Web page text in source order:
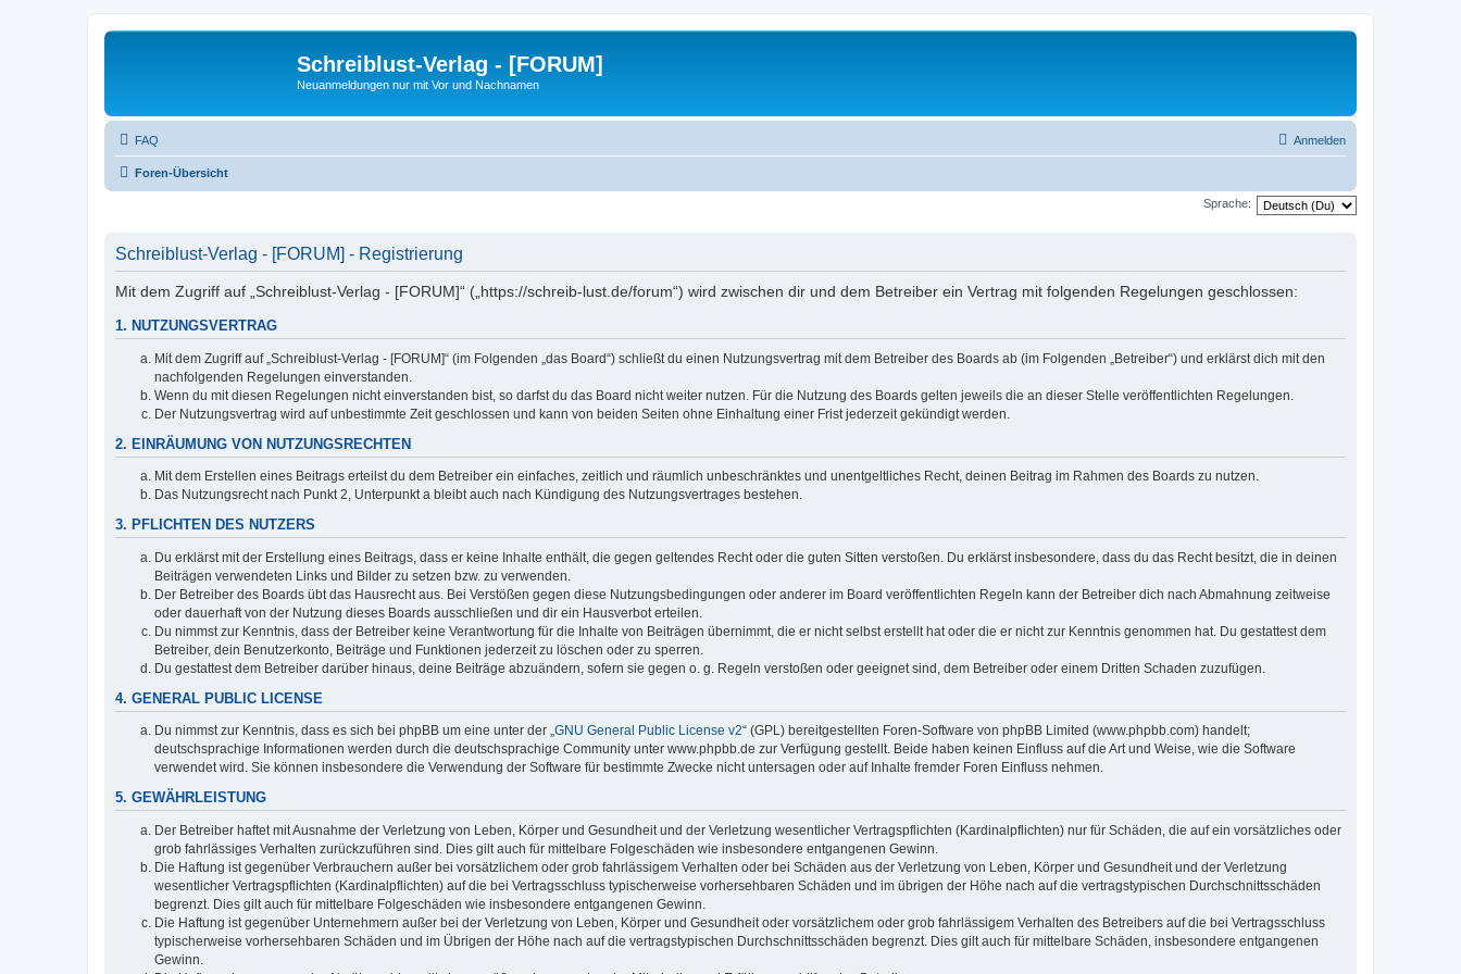
Schreiblust-Verlag - [FORUM]
Neuanmeldungen nur mit Vor und Nachnamen
FAQ Anmelden
Foren-Übersicht
Sprache:
Schreiblust-Verlag - [FORUM] - Registrierung
Mit dem Zugriff auf „Schreiblust-Verlag - [FORUM]“ („https://schreib-lust.de/forum“) wird zwischen dir und dem Betreiber ein Vertrag mit folgenden Regelungen geschlossen:
1. NUTZUNGSVERTRAG
Mit dem Zugriff auf „Schreiblust-Verlag - [FORUM]“ (im Folgenden „das Board“) schließt du einen Nutzungsvertrag mit dem Betreiber des Boards ab (im Folgenden „Betreiber“) und erklärst dich mit den
nachfolgenden Regelungen einverstanden.
Wenn du mit diesen Regelungen nicht einverstanden bist, so darfst du das Board nicht weiter nutzen. Für die Nutzung des Boards gelten jeweils die an dieser Stelle veröffentlichten Regelungen.
Der Nutzungsvertrag wird auf unbestimmte Zeit geschlossen und kann von beiden Seiten ohne Einhaltung einer Frist jederzeit gekündigt werden.
2. EINRÄUMUNG VON NUTZUNGSRECHTEN
Mit dem Erstellen eines Beitrags erteilst du dem Betreiber ein einfaches, zeitlich und räumlich unbeschränktes und unentgeltliches Recht, deinen Beitrag im Rahmen des Boards zu nutzen.
Das Nutzungsrecht nach Punkt 2, Unterpunkt a bleibt auch nach Kündigung des Nutzungsvertrages bestehen.
3. PFLICHTEN DES NUTZERS
Du erklärst mit der Erstellung eines Beitrags, dass er keine Inhalte enthält, die gegen geltendes Recht oder die guten Sitten verstoßen. Du erklärst insbesondere, dass du das Recht besitzt, die in deinen
Beiträgen verwendeten Links und Bilder zu setzen bzw. zu verwenden.
Der Betreiber des Boards übt das Hausrecht aus. Bei Verstößen gegen diese Nutzungsbedingungen oder anderer im Board veröffentlichten Regeln kann der Betreiber dich nach Abmahnung zeitweise
oder dauerhaft von der Nutzung dieses Boards ausschließen und dir ein Hausverbot erteilen.
Du nimmst zur Kenntnis, dass der Betreiber keine Verantwortung für die Inhalte von Beiträgen übernimmt, die er nicht selbst erstellt hat oder die er nicht zur Kenntnis genommen hat. Du gestattest dem
Betreiber, dein Benutzerkonto, Beiträge und Funktionen jederzeit zu löschen oder zu sperren.
Du gestattest dem Betreiber darüber hinaus, deine Beiträge abzuändern, sofern sie gegen o. g. Regeln verstoßen oder geeignet sind, dem Betreiber oder einem Dritten Schaden zuzufügen.
4. GENERAL PUBLIC LICENSE
Du nimmst zur Kenntnis, dass es sich bei phpBB um eine unter der „GNU General Public License v2“ (GPL) bereitgestellten Foren-Software von phpBB Limited (www.phpbb.com) handelt;
deutschsprachige Informationen werden durch die deutschsprachige Community unter www.phpbb.de zur Verfügung gestellt. Beide haben keinen Einfluss auf die Art und Weise, wie die Software
verwendet wird. Sie können insbesondere die Verwendung der Software für bestimmte Zwecke nicht untersagen oder auf Inhalte fremder Foren Einfluss nehmen.
5. GEWÄHRLEISTUNG
Der Betreiber haftet mit Ausnahme der Verletzung von Leben, Körper und Gesundheit und der Verletzung wesentlicher Vertragspflichten (Kardinalpflichten) nur für Schäden, die auf ein vorsätzliches oder
grob fahrlässiges Verhalten zurückzuführen sind. Dies gilt auch für mittelbare Folgeschäden wie insbesondere entgangenen Gewinn.
Die Haftung ist gegenüber Verbrauchern außer bei vorsätzlichem oder grob fahrlässigem Verhalten oder bei Schäden aus der Verletzung von Leben, Körper und Gesundheit und der Verletzung
wesentlicher Vertragspflichten (Kardinalpflichten) auf die bei Vertragsschluss typischerweise vorhersehbaren Schäden und im übrigen der Höhe nach auf die vertragstypischen Durchschnittsschäden
begrenzt. Dies gilt auch für mittelbare Folgeschäden wie insbesondere entgangenen Gewinn.
Die Haftung ist gegenüber Unternehmern außer bei der Verletzung von Leben, Körper und Gesundheit oder vorsätzlichem oder grob fahrlässigem Verhalten des Betreibers auf die bei Vertragsschluss
typischerweise vorhersehbaren Schäden und im Übrigen der Höhe nach auf die vertragstypischen Durchschnittsschäden begrenzt. Dies gilt auch für mittelbare Schäden, insbesondere entgangenen
Gewinn.